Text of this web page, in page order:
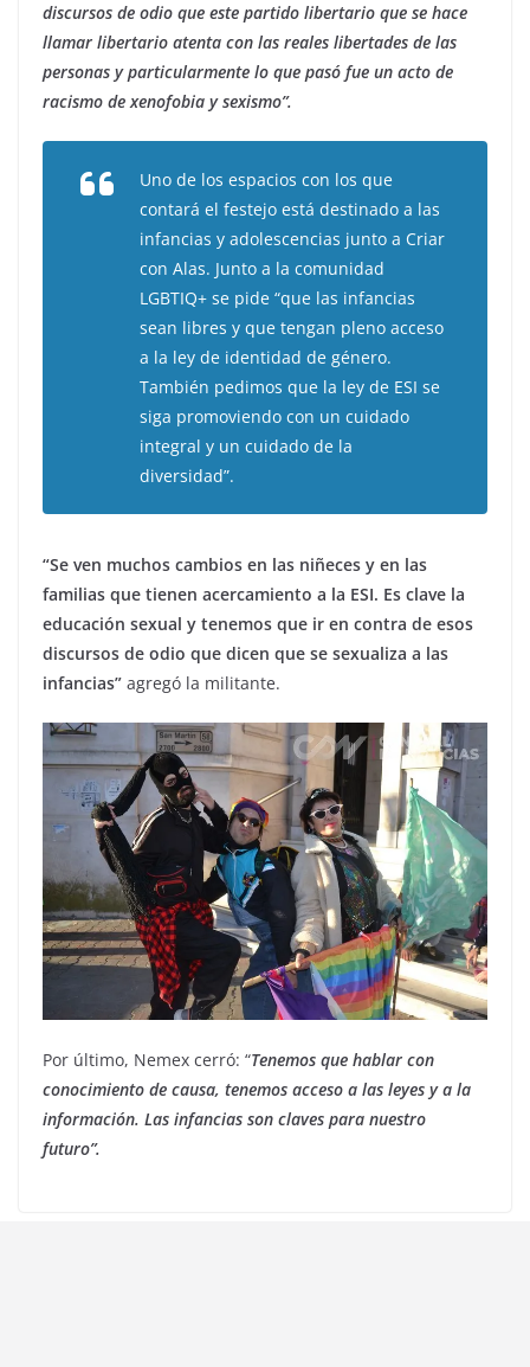
discursos de odio que este partido libertario que se hace
llamar libertario atenta con las reales libertades de las
personas y particularmente lo que pasó fue un acto de
racismo de xenofobia y sexismo”.
Uno de los espacios con los que
contará el festejo está destinado a las
infancias y adolescencias junto a Criar
con Alas. Junto a la comunidad
LGBTIQ+ se pide “que las infancias
sean libres y que tengan pleno acceso
a la ley de identidad de género.
También pedimos que la ley de ESI se
siga promoviendo con un cuidado
integral y un cuidado de la
diversidad”.
“Se ven muchos cambios en las niñeces y en las
familias que tienen acercamiento a la ESI. Es clave la
educación sexual y tenemos que ir en contra de esos
discursos de odio que dicen que se sexualiza a las
infancias” agregó la militante.
Por último, Nemex cerró: “Tenemos que hablar con
conocimiento de causa, tenemos acceso a las leyes y a la
información. Las infancias son claves para nuestro
futuro”.